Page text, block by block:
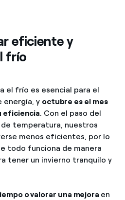
eficiente y
frío
el frío es esencial para el
energía, y octubre es el mes
eficiencia. Con el paso del
temperatura, nuestros
menos eficientes, por lo
todo funciona de manera
tener un invierno tranquilo y
o valorar una mejora en